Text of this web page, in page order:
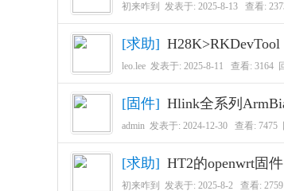
区
初来咋到 发表于: 2025-8-13 查看:
[求助] H28K>RKDevTool
leo.lee 发表于: 2025-8-11 查看: 3164
[固件] Hlink全系列
admin 发表于: 2024-12-30 查看: 7475
[求助] HT2的openwrt固件
初来咋到 发表于: 2025-8-2 查看: